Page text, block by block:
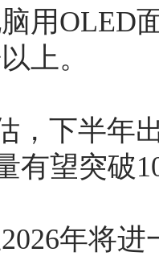
用OLED
上。
，下半年
有望突破
年将进